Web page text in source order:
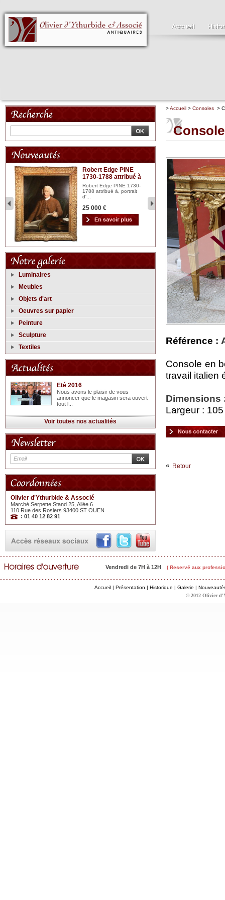
Robert Edge PINE
1730-1788 attribué à
Robert Edge PINE 1730-
1788 attribué à, portrait
d'...
25 000 € 2
Luminaires
Meubles
Objets d'art
Oeuvres sur papier
Peinture
Sculpture
Textiles
Eté 2016
Nous avons le plaisir de vous
annoncer que le magasin sera ouvert
tout l...
Voir toutes nos actualités
Olivier d'Ythurbide & Associé
Marché Serpette Stand 25, Allée 6
110 Rue des Rosiers 93400 ST OUEN
: 01 40 12 82 91
>Accueil > Consoles >
Référence :
Console en
travail italien
Dimensions
Largeur :
Retour
Vendredi de 7H à 12H ( Reservé aux
Accueil | Présentation | Historique | Galerie |
© 2012 Olivier